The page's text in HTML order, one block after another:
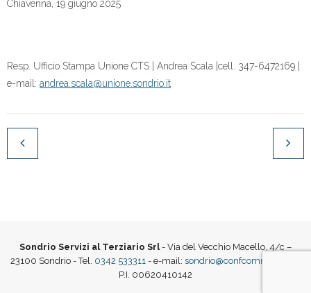
Chiavenna, 19 giugno 2025
Resp. Ufficio Stampa Unione CTS | Andrea Scala |cell. 347-6472169 |
e-mail: andrea.scala@unione.sondrio.it
Sondrio Servizi al Terziario Srl- Via del Vecchio Macello, 4/c –
23100 Sondrio - Tel. 0342 533311 - e-mail: sondrio@confcommercio.it
P.I. 00620410142